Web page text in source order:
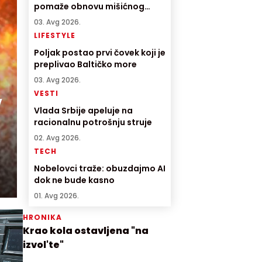
pomaže obnovu mišićnog
tkiva
03. Avg 2026.
LIFESTYLE
Poljak postao prvi čovek koji je
preplivao Baltičko more
03. Avg 2026.
VESTI
Vlada Srbije apeluje na
racionalnu potrošnju struje
02. Avg 2026.
TECH
Nobelovci traže: obuzdajmo AI
dok ne bude kasno
01. Avg 2026.
HRONIKA
Krao kola ostavljena "na
izvol'te"